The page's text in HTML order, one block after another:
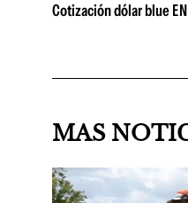
Cotización dólar blue
MAS